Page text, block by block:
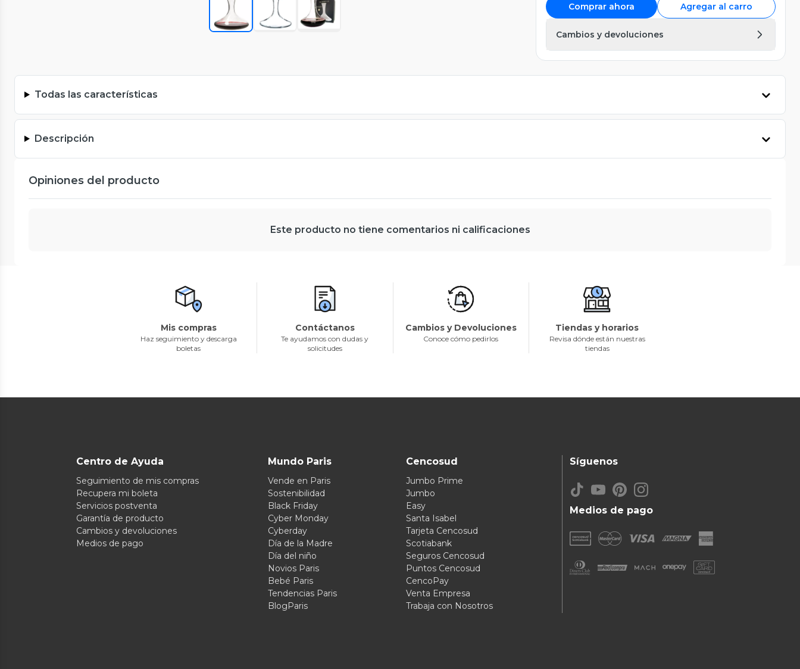
Comprar ahora Agregar al carro
Cambios y devoluciones
Todas las características
Descripción
Opiniones del producto
Este producto no tiene comentarios ni calificaciones
Mis compras
Haz seguimiento y descarga
boletas
Contáctanos
Te ayudamos con dudas y
solicitudes
Cambios y Devoluciones
Conoce cómo pedirlos
Tiendas y horarios
Revisa dónde están nuestras
tiendas
Centro de Ayuda
Seguimiento de mis compras
Recupera mi boleta
Servicios postventa
Garantía de producto
Cambios y devoluciones
Medios de pago
Mundo Paris
Vende en Paris
Sostenibilidad
Black Friday
Cyber Monday
Cyberday
Día de la Madre
Día del niño
Novios Paris
Bebé Paris
Tendencias Paris
BlogParis
Cencosud
Jumbo Prime
Jumbo
Easy
Santa Isabel
Tarjeta Cencosud
Scotiabank
Seguros Cencosud
Puntos Cencosud
CencoPay
Venta Empresa
Trabaja con Nosotros
Medios de pago
Síguenos